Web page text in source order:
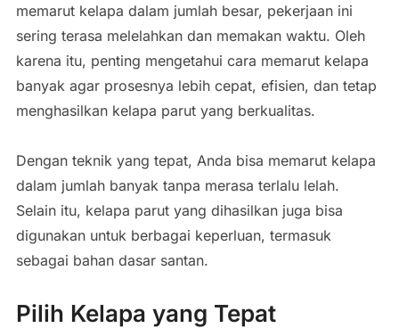
memarut kelapa dalam jumlah besar, pekerjaan ini
sering terasa melelahkan dan memakan waktu. Oleh
karena itu, penting mengetahui cara memarut kelapa
banyak agar prosesnya lebih cepat, efisien, dan tetap
menghasilkan kelapa parut yang berkualitas.
Dengan teknik yang tepat, Anda bisa memarut kelapa
dalam jumlah banyak tanpa merasa terlalu lelah.
Selain itu, kelapa parut yang dihasilkan juga bisa
digunakan untuk berbagai keperluan, termasuk
sebagai bahan dasar santan.
Pilih Kelapa yang Tepat